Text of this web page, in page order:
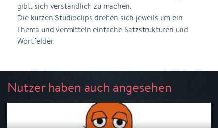
gibt, sich verständlich zu machen.
Die kurzen Studioclips drehen sich jeweils um ein
Thema und vermitteln einfache Satzstrukturen und
Wortfelder.
Nutzer haben auch angesehen